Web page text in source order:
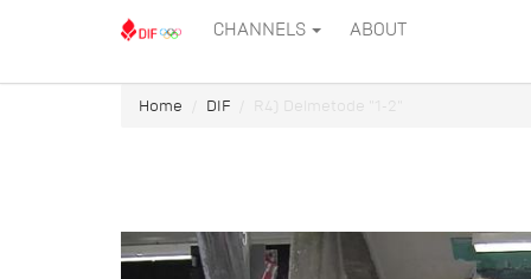
CHANNELS ABOUT
Home DIF R4) Delmetode "1-2"